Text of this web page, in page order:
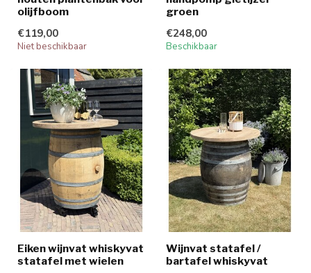
olijfboom
€119,00
Niet beschikbaar
groen
€248,00
Beschikbaar
Eiken wijnvat whiskyvat
statafel met wielen
Wijnvat statafel /
bartafel whiskyvat